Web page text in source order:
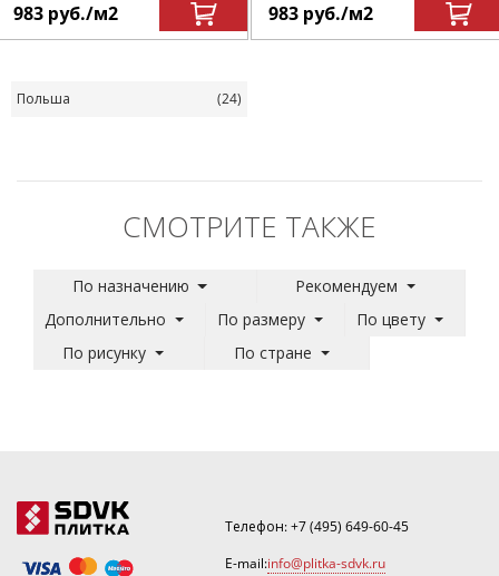
983 руб./м2 983 руб./м2
Польша (24)
СМОТРИТЕ ТАКЖЕ
По назначению
Рекомендуем
Дополнительно
По размеру
По цвету
По рисунку
По стране
Телефон:+7 (495) 649-60-45
E-mail:info@plitka-sdvk.ru